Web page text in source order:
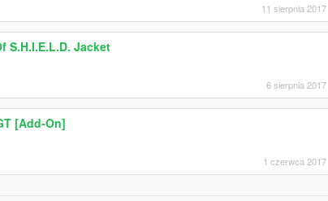
11 sierpnia 2017
S.H.I.E.L.D. Jacket
6 sierpnia 2017
[Add-On]
1 czerwca 2017